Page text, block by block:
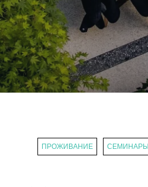
ПРОЖИВАНИЕ СЕМИНАРЫ